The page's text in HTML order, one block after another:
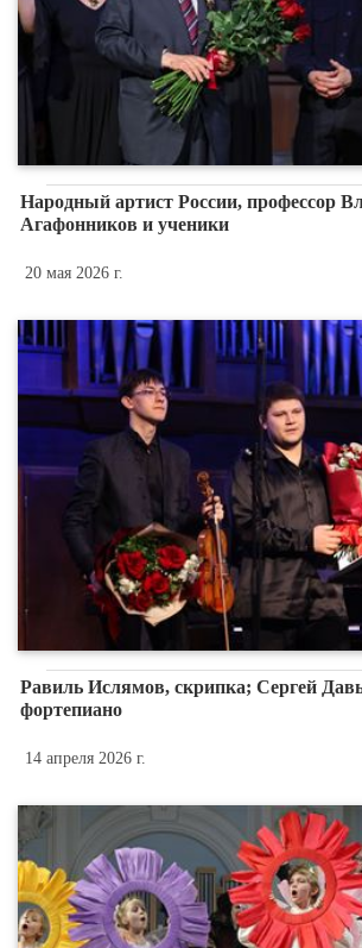
Народный артист России, профессор
Агафонников и ученики
20 мая 2026 г.
Равиль Ислямов, скрипка; Сергей
фортепиано
14 апреля 2026 г.